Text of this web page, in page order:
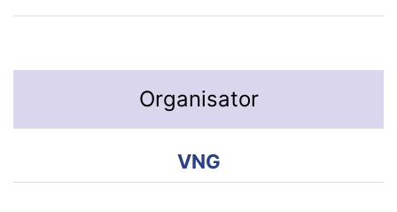
Organisator
VNG